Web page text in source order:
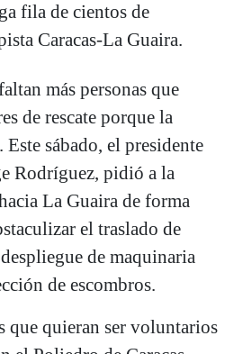
fila de cientos de
Caracas-La Guaira.
más personas que
de rescate porque la
sábado, el presidente
Rodríguez, pidió a la
La Guaira de forma
el traslado de
de maquinaria
de escombros.
que quieran ser voluntarios